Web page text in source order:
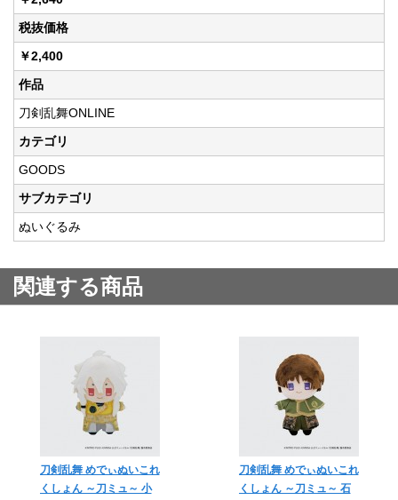
税抜価格
￥2,400
作品
刀剣乱舞ONLINE
カテゴリ
GOODS
サブカテゴリ
ぬいぐるみ
関連する商品
刀剣乱舞 めでぃぬいこれ
くしょん ～刀ミュ～ 小
刀剣乱舞 めでぃぬいこれ
くしょん ～刀ミュ～ 石